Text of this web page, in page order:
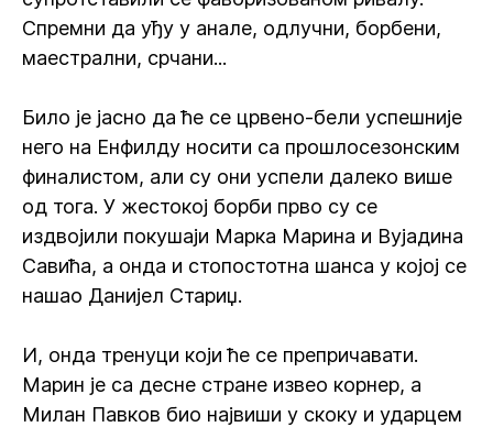
Спремни да уђу у анале, одлучни, борбени,
маестрални, срчани...
Било је јасно да ће се црвено-бели успешније
него на Енфилду носити са прошлосезонским
финалистом, али су они успели далеко више
од тога. У жестокој борби прво су се
издвојили покушаји Марка Марина и Вујадина
Савића, а онда и стопостотна шанса у којој се
нашао Данијел Стариџ.
И, онда тренуци који ће се препричавати.
Марин је са десне стране извео корнер, а
Милан Павков био највиши у скоку и ударцем